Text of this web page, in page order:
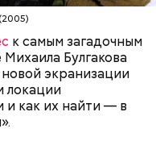
к самым загадочным
Булгакова
экранизации
локации
и как их найти — в
квартиры», где жил